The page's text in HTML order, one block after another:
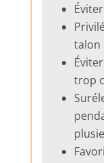
talon
trop